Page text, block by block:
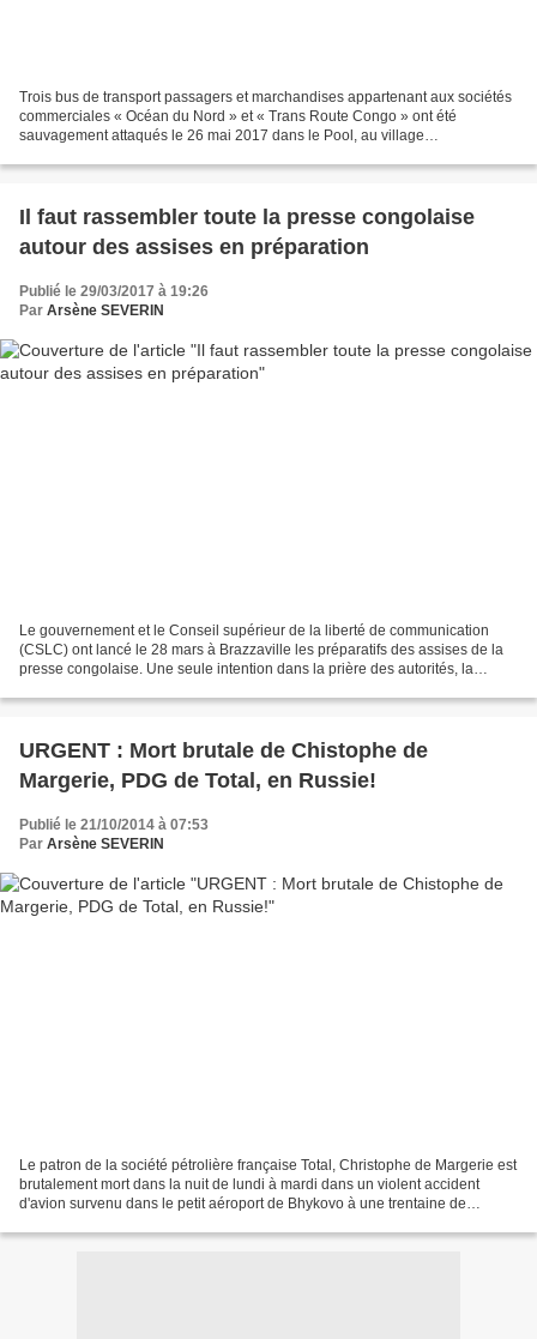
Trois bus de transport passagers et marchandises appartenant aux sociétés
commerciales « Océan du Nord » et « Trans Route Congo » ont été
sauvagement attaqués le 26 mai 2017 dans le Pool, au village
Il faut rassembler toute la presse congolaise
autour des assises en préparation
Publié le 29/03/2017 à 19:26
Par Arsène SEVERIN
Le gouvernement et le Conseil supérieur de la liberté de communication
(CSLC) ont lancé le 28 mars à Brazzaville les préparatifs des assises de la
presse congolaise. Une seule intention dans la prière des autorités, la
URGENT : Mort brutale de Chistophe de
Margerie, PDG de Total, en Russie!
Publié le 21/10/2014 à 07:53
Par Arsène SEVERIN
Le patron de la société pétrolière française Total, Christophe de Margerie est
brutalement mort dans la nuit de lundi à mardi dans un violent accident
d'avion survenu dans le petit aéroport de Bhykovo à une trentaine de